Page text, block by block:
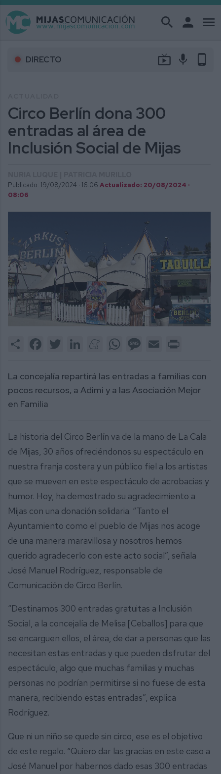
search person menu
DIRECTO live_tv mic phone_android
Circo Berlín dona 300
entradas al área de
Inclusión Social de Mijas
Publicado: 19/08/2024 · 16:06 Actualizado: 20/08/2024 ·
08:06
2
Share FacebookTwitter LinkedInMeneameWhatsAppMessage
Email
La concejalía repartirá las entradas a familias con
pocos recursos, a Adimi y a las Asociación Mejor
en Familia
La historia del Circo Berlín va de la mano de La Cala
de Mijas, 30 años ofreciéndonos su espectáculo en
nuestra franja costera y un público fiel a los artistas
que se mueven en este espectáculo de acrobacias y
humor. Hoy, ha demostrado su agradecimiento a
Mijas con una donación solidaria. “Tanto el
Ayuntamiento como el pueblo de Mijas nos acoge
de una manera maravillosa y nosotros hemos
querido agradecerlo con este acto social”, señala
José Manuel Rodríguez, responsable de
Comunicación de Circo Berlín.
“Destinamos 300 entradas gratuitas a Inclusión
Social, a la concejalía de Melisa [Ceballos] para que
se encarguen ellos, el área, de dar a personas que las
necesitan estas entradas y que pueden disfrutar del
espectáculo, algo que muchas familias y muchas
personas no podrían permitirse si no fuese de esta
manera, recibiendo estas entradas”, explica
Rodríguez.
Que ni un niño se quede sin circo, ese es el objetivo
de este regalo. “Quiero dar las gracias en este caso a
José Manuel por habernos dado esas 300 entradas